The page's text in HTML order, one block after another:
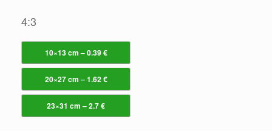
4:3
10×13 cm – 0.39 €
20×27 cm – 1.62 €
23×31 cm – 2.7 €